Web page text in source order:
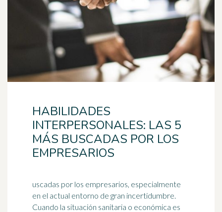
HABILIDADES
INTERPERSONALES: LAS 5
MÁS BUSCADAS POR LOS
EMPRESARIOS
uscadas por los empresarios, especialmente
en el actual entorno de gran incertidumbre.
Cuando la situación sanitaria o económica es